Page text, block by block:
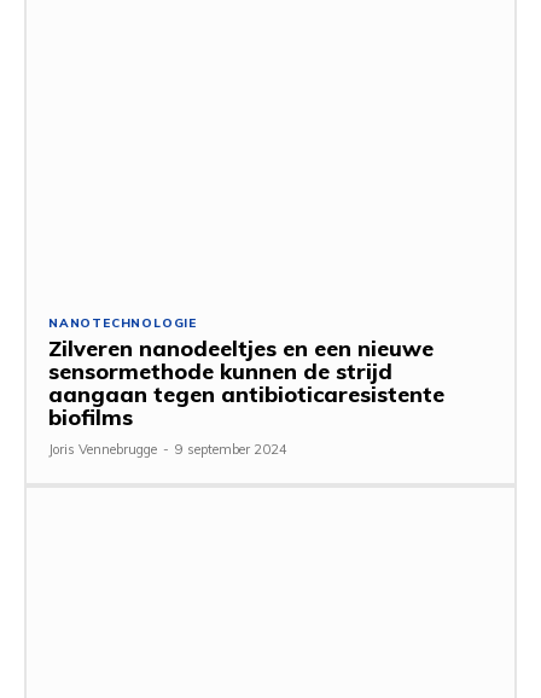
NANOTECHNOLOGIE
Zilveren nanodeeltjes en een nieuwe
sensormethode kunnen de strijd
aangaan tegen antibioticaresistente
biofilms
Joris Vennebrugge - 9 september 2024